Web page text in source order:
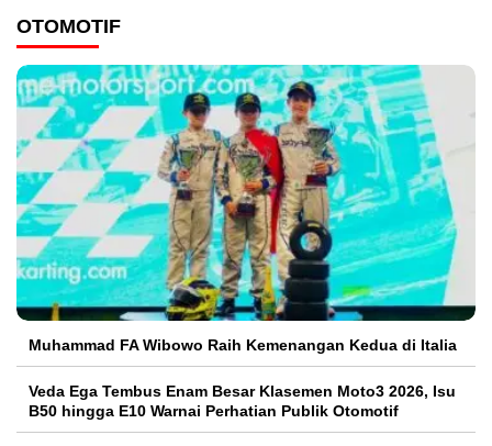
OTOMOTIF
Muhammad FA Wibowo Raih Kemenangan Kedua di Italia
Veda Ega Tembus Enam Besar Klasemen Moto3 2026, Isu
B50 hingga E10 Warnai Perhatian Publik Otomotif